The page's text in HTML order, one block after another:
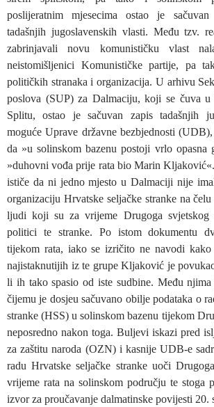
poslijeratnim mjesecima ostao je
tadašnjih jugoslavenskih vlasti. Među tzv.
zabrinjavali novu komunističku vlast
neistomišljenici Komunističke partije, pa
političkih stranaka i organizacija. U arhivu
poslova (SUP) za Dalmaciju, koji se čuva
Splitu, ostao je sačuvan zapis tadašnjih
moguće Uprave državne bezbjednosti
da »u solinskom bazenu postoji vrlo opasna
»duhovni vođa prije rata bio Marin
ističe da ni jedno mjesto u Dalmaciji nije
organizaciju Hrvatske seljačke stranke na
ljudi koji su za vrijeme Drugoga svjetskog
politici te stranke. Po istom dokumentu
tijekom rata, iako se izričito ne navodi
najistaknutijih iz te grupe Kljaković je
li ih tako spasio od iste sudbine. Među
čijemu je dosjeu sačuvano obilje podataka o
stranke (HSS) u solinskom bazenu tijekom
neposredno nakon toga. Buljevi iskazi pred
za zaštitu naroda (OZN) i kasnije UDB-e
radu Hrvatske seljačke stranke uoči
vrijeme rata na solinskom području te stoga
izvor za proučavanje dalmatinske povijesti 20.